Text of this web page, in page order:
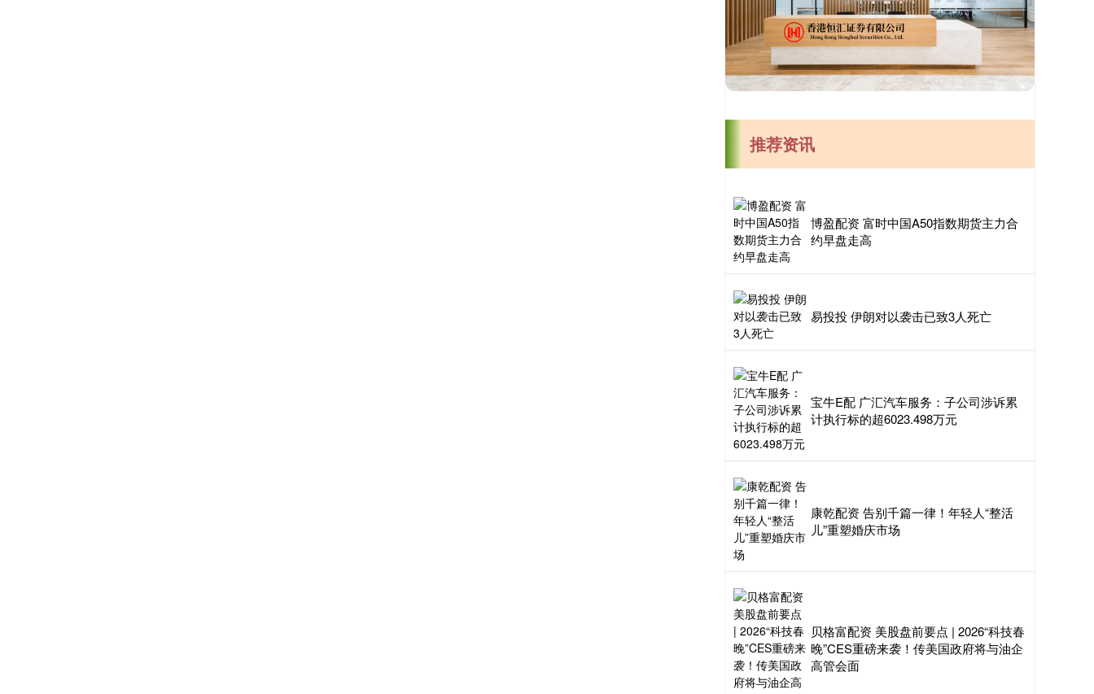
推荐资讯
博盈配资 富时中国A50指数期货主力合
约早盘走高
易投投 伊朗对以袭击已致3人死亡
宝牛E配 广汇汽车服务：子公司涉诉累
计执行标的超6023.498万元
康乾配资 告别千篇一律！年轻人“整活
儿”重塑婚庆市场
贝格富配资 美股盘前要点 | 2026“科技春
晚”CES重磅来袭！传美国政府将与油企
高管会面